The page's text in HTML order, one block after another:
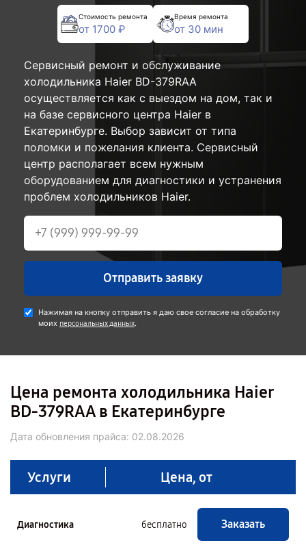
Стоимость ремонта
от 1700 ₽
Время ремонта
от 30 мин
Сервисный ремонт и обслуживание
холодильника Haier BD-379RAA
осуществляется как с выездом на дом, так и
на базе сервисного центра Haier в
Екатеринбурге. Выбор зависит от типа
поломки и пожелания клиента. Сервисный
центр располагает всем нужным
оборудованием для диагностики и устранения
проблем холодильников Haier.
Отправить заявку
Нажимая на кнопку отправить я даю свое согласие на обработку
моих персональных данных.
Цена ремонта холодильника Haier
BD-379RAA в Екатеринбурге
Дата обновления прайса: 02.08.2026
Услуги Цена, от
Диагностика бесплатно Заказать